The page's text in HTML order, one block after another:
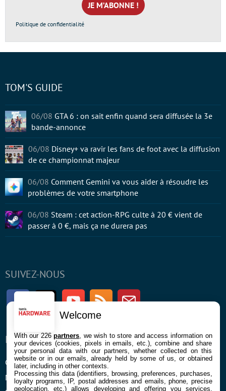
*
Politique de confidentialité
SUIVEZ-NOUS
FacebookTwitter Youtube RSS Newsletter
ENTREPRISE
Confidentialité et Cookies
Mentions légales et CGU
À PROPOS
Contact
TOM'S GUIDE
06/08 GTA 6 : on sait enfin quand sera diffusée la 3e
bande-annonce
06/08 Disney+ va ravir les fans de foot avec la diffusion
de ce championnat majeur
06/08 Comment Gemini va vous aider à résoudre les
problèmes de votre smartphone
06/08 Steam : cet action-RPG culte à 20 € vient de
passer à 0 €, mais ça ne durera pas
Welcome
With our 226partners , we wish to store and access information on
your devices (cookies, pixels in emails, etc.), combine and share
your personal data with our partners, whether collected on this
website or in our emails, already held by some of us, or obtained
later, including in other contexts.
Processing this data (identifiers, browsing, preferences, purchases,
loyalty programs, IP, postal addresses and emails, phone, precise
geolocation, etc.) allows developing and offering you services,